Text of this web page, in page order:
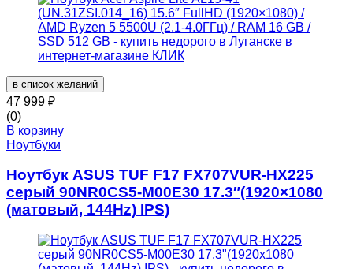
в список желаний
47 999 ₽
(0)
В корзину
Ноутбуки
Ноутбук ASUS TUF F17 FX707VUR-HX225
серый 90NR0CS5-M00E30 17.3″(1920×1080
(матовый, 144Hz) IPS)